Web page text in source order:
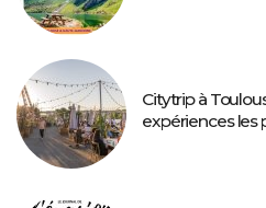
Citytrip à
expériences les